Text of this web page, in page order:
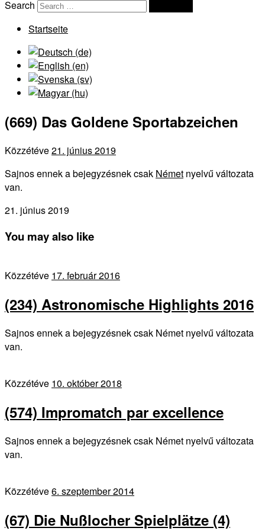
Search
Startseite
(669) Das Goldene Sportabzeichen
Közzétéve21. június 2019
Sajnos ennek a bejegyzésnek csak Német nyelvű változata
van.
21. június 2019
You may also like
Közzétéve 17. február 2016
(234) Astronomische Highlights 2016
Sajnos ennek a bejegyzésnek csak Német nyelvű változata
van.
Közzétéve 10. október 2018
(574) Impromatch par excellence
Sajnos ennek a bejegyzésnek csak Német nyelvű változata
van.
Közzétéve6. szeptember 2014
(67) Die Nußlocher Spielplätze (4)